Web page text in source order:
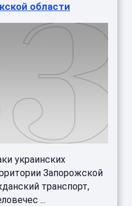
области
украинских
Запорожской
транспорт,
...